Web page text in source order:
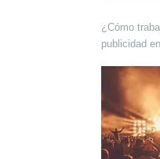
¿Cómo
publicidad